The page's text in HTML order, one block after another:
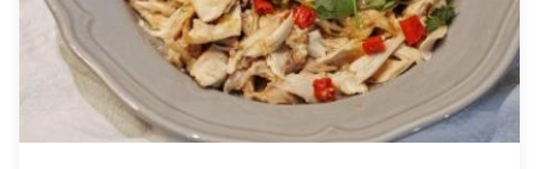
圍、品種差異、購買渠道比較以及長期飼養成本。基於
真實經驗和數據，提供實用表格和問答，幫助你從購買
到飼養全程掌握預算，避免常見陷阱。
發布日期：2025-12-05